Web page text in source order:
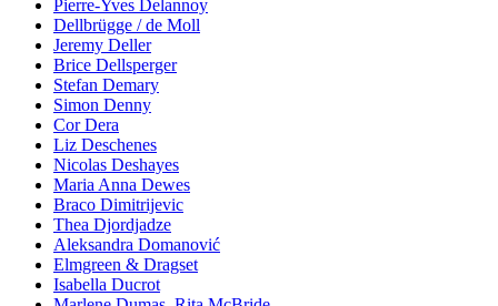
Pierre-Yves Delannoy
Dellbrügge / de Moll
Jeremy Deller
Brice Dellsperger
Stefan Demary
Simon Denny
Cor Dera
Liz Deschenes
Nicolas Deshayes
Maria Anna Dewes
Braco Dimitrijevic
Thea Djordjadze
Aleksandra Domanović
Elmgreen & Dragset
Isabella Ducrot